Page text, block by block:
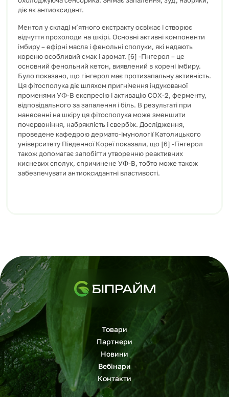
діє як антиоксидант.
Ментол у складі м’ятного екстракту освіжає і створює
відчуття прохолоди на шкірі. Основні активні компоненти
імбиру – ефірні масла і фенольні сполуки, які надають
кореню особливий смак і аромат. [6] -Гінгерол – це
основний фенольний кетон, виявлений в корені імбиру.
Було показано, що гінгерол має протизапальну активність.
Ця фітосполука діє шляхом пригнічення індукованої
променями УФ-В експресію і активацію COX-2, ферменту,
відповідального за запалення і біль. В результаті при
нанесенні на шкіру ця фітосполука може зменшити
почервоніння, набряклість і свербіж. Дослідження,
проведене кафедрою дермато-імунології Католицького
університету Південної Кореї показали, що [6] -Гінгерол
також допомагає запобігти утворенню реактивних
кисневих сполук, спричинене УФ-В, тобто може також
забезпечувати антиоксидантні властивості.
Товари
Партнери
Новини
Вебінари
Контакти